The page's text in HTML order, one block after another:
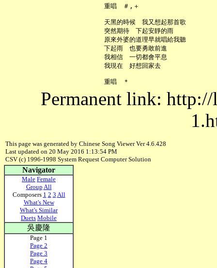
     重唱　＃,＋
     天黑的時候　我又想起那首歌
     突然期待　下起安靜的雨
     原來外婆的道理早就唱給我聽
     下起雨　也要勇敢前進
     我相信　一切都會平息
     我現在　好想回家去
Permanent link:
This page was generated by Chinese Song Viewer Ver 4.6.428
Last updated on 20 May 2016 1:13:54 PM
CSV (c) 1996-1998 System Request Computer Solution
Navigator
Male Female
Group All
Composers 1 2 3 All
What's New
What's Similar
Duets Mobile
吳慶隆
Page 1
Page 2
Page 3
Page 4